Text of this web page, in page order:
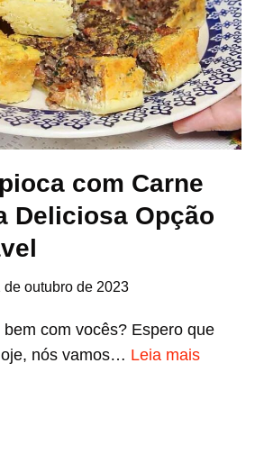
com Carne
Deliciosa Opção
de outubro de 2023
com vocês? Espero que
nós vamos… Leia mais